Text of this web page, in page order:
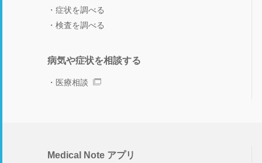
症状を調べる
検査を調べる
病気や症状を相談する
医療相談
Medical Note アプリ